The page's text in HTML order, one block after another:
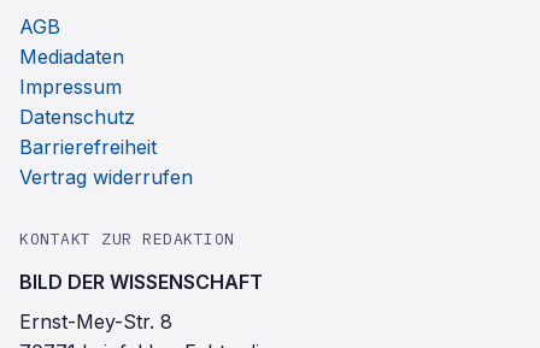
AGB
Mediadaten
Impressum
Datenschutz
Barrierefreiheit
Vertrag widerrufen
KONTAKT ZUR REDAKTION
BILD DER WISSENSCHAFT
Ernst-Mey-Str. 8